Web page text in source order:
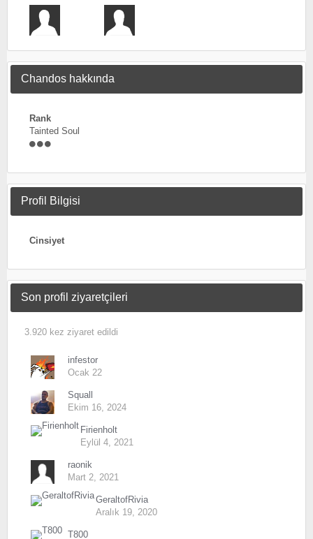
Chandos hakkında
Rank
Tainted Soul
Profil Bilgisi
Cinsiyet
Son profil ziyaretçileri
3.920 kez ziyaret edildi
infestor
Ocak 22
Squall
Ekim 16, 2024
Firienholt
Eylül 4, 2021
raonik
Mart 2, 2021
GeraltofRivia
Aralık 19, 2020
T800